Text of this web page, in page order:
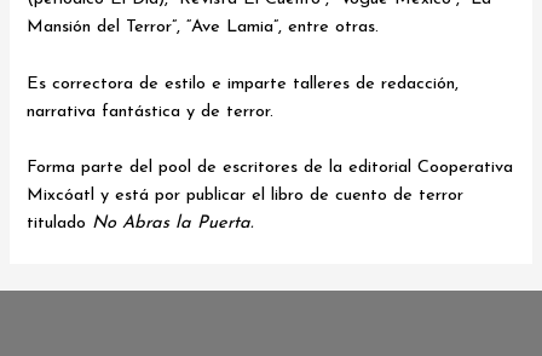
Mansión del Terror”, “Ave Lamia”, entre otras.
Es correctora de estilo e imparte talleres de redacción,
narrativa fantástica y de terror.
Forma parte del pool de escritores de la editorial Cooperativa
Mixcóatl y está por publicar el libro de cuento de terror
titulado No Abras la Puerta.